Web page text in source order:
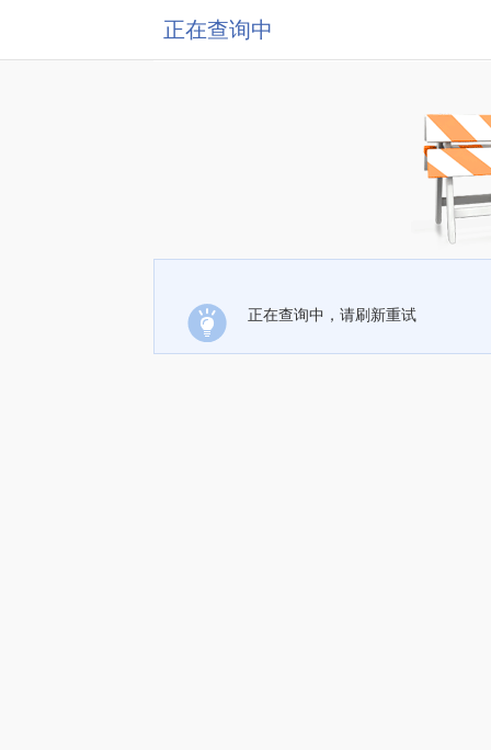
正在查询中
正在查询中，请刷新重试